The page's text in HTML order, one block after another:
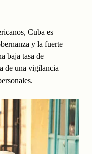
Cuba es
y la fuerte
baja tasa de
de una vigilancia